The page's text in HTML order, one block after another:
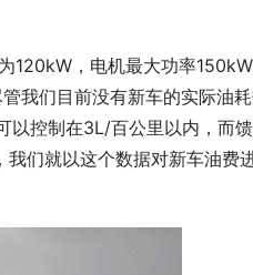
120kW，电机最大功率
我们目前没有新车的实际油
以控制在3L/百公里以内，而
们就以这个数据对新车油费